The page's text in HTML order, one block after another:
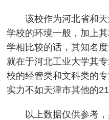
该校作为河北省和
学校的环境一般，加上
学相比较的话，其知名
就在于河北工业大学其
校的经管类和文科类的
实力不如天津市其他的
以上数据仅供参考